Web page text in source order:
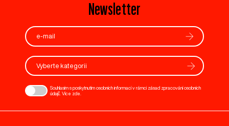
Newsletter
Vyberte kategorii
Souhlasím s poskytnutím osobních informací v rámci zásad zpracování osobních
údajů. Více zde